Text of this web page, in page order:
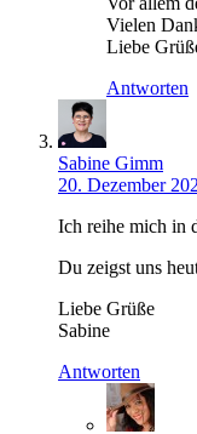
Vielen
Liebe
Antworten
Sabine Gimm
20. Dezember
Ich reihe mich in
Du zeigst uns
Liebe Grüße
Sabine
Antworten